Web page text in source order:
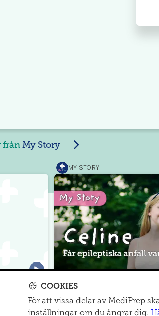
frånMy Story
MediPrep
MY STORY
Celine får epileptiska
COOKIES
För att vissa delar av MediPrep
inställningar om du ångrar dig.